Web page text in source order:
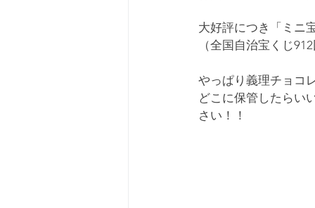
大好評につき「ミニ
（全国自治宝くじ
やっぱり義理チョコ
どこに保管したらい
さい！！